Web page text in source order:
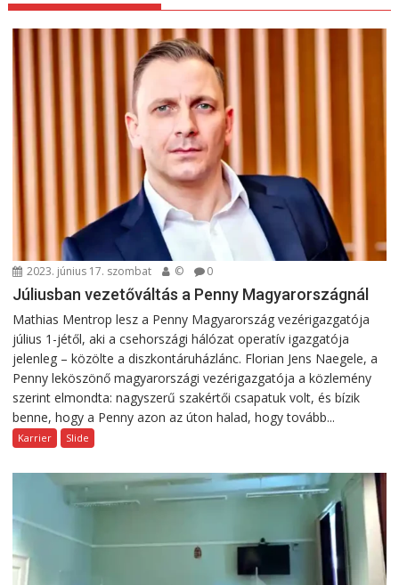
2023. június 17. szombat © 0
Júliusban vezetőváltás a Penny Magyarországnál
Mathias Mentrop lesz a Penny Magyarország vezérigazgatója
július 1-jétől, aki a csehországi hálózat operatív igazgatója
jelenleg – közölte a diszkontáruházlánc. Florian Jens Naegele, a
Penny leköszönő magyarországi vezérigazgatója a közlemény
szerint elmondta: nagyszerű szakértői csapatuk volt, és bízik
benne, hogy a Penny azon az úton halad, hogy tovább...
Karrier Slide